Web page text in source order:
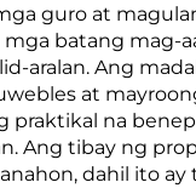
guro at
batang mag-
aralan. Ang
at
praktikal na
Ang tibay ng
dahil ito